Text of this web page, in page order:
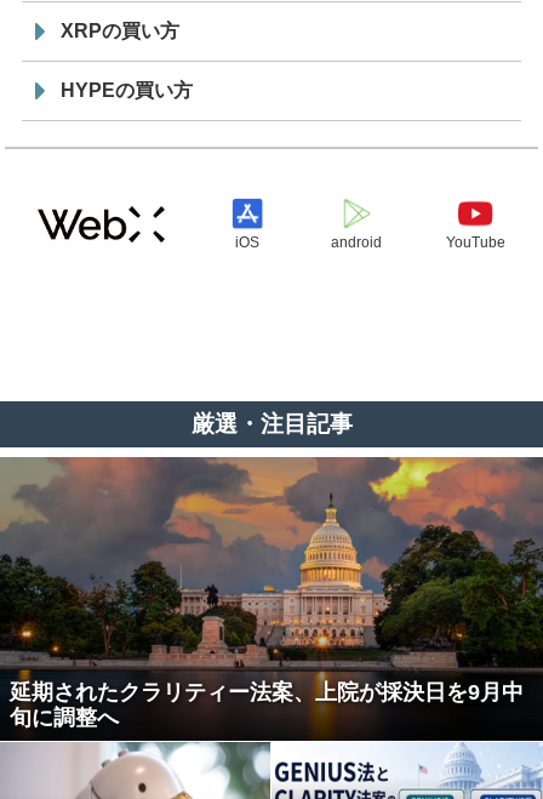
XRPの買い方
HYPEの買い方
iOS android YouTube
厳選・注目記事
延期されたクラリティー法案、上院が採決日を9月中
旬に調整へ